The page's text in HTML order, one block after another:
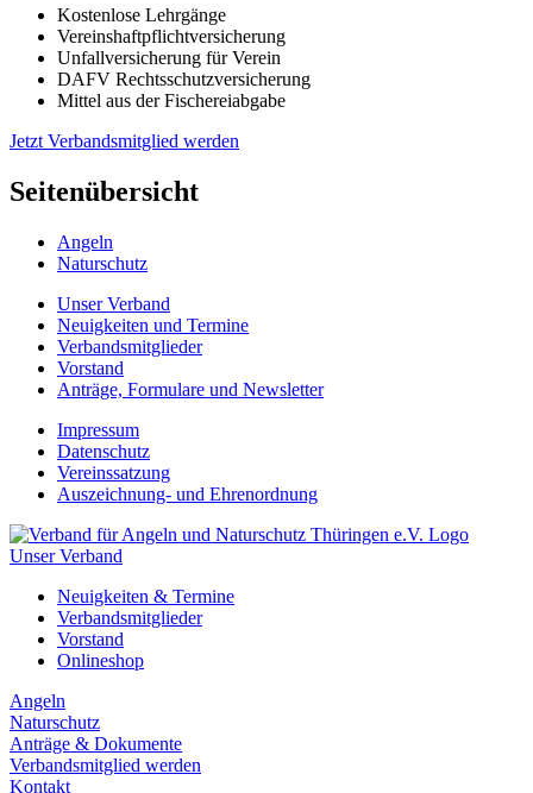
Kostenlose Lehrgänge
Vereinshaftpflichtversicherung
Unfallversicherung für Verein
DAFV Rechtsschutzversicherung
Mittel aus der Fischereiabgabe
Jetzt Verbandsmitglied werden
Seitenübersicht
Angeln
Naturschutz
Unser Verband
Neuigkeiten und Termine
Verbandsmitglieder
Vorstand
Anträge, Formulare und Newsletter
Impressum
Datenschutz
Vereinssatzung
Auszeichnung- und Ehrenordnung
Unser Verband
Neuigkeiten & Termine
Verbandsmitglieder
Vorstand
Onlineshop
Angeln
Naturschutz
Anträge & Dokumente
Verbandsmitglied werden
Kontakt